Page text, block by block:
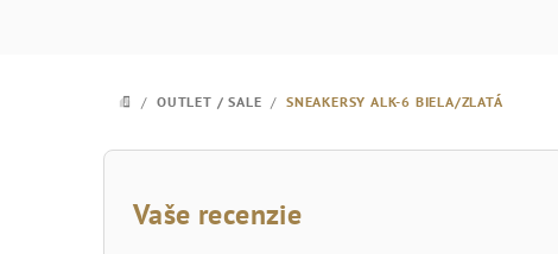
DOMOV
/ OUTLET / SALE / SNEAKERSY ALK-6 BIELA/ZLATÁ
B
Vaše recenzie